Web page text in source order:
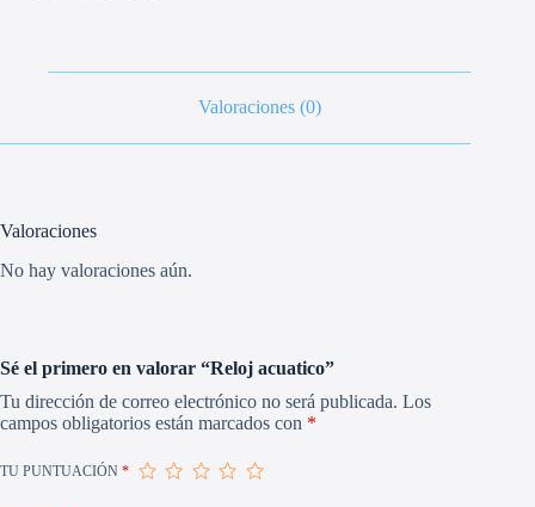
Valoraciones (0)
Valoraciones
No hay valoraciones aún.
Sé el primero en valorar “Reloj acuatico”
Tu dirección de correo electrónico no será publicada. Los
campos obligatorios están marcados con *
TU PUNTUACIÓN *